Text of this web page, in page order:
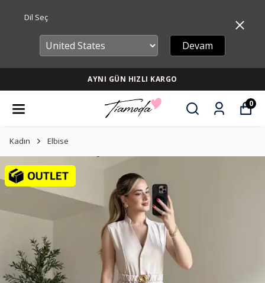
Dil Seç
Devam
AYNI GÜN HIZLI KARGO
0
Kadın Elbise